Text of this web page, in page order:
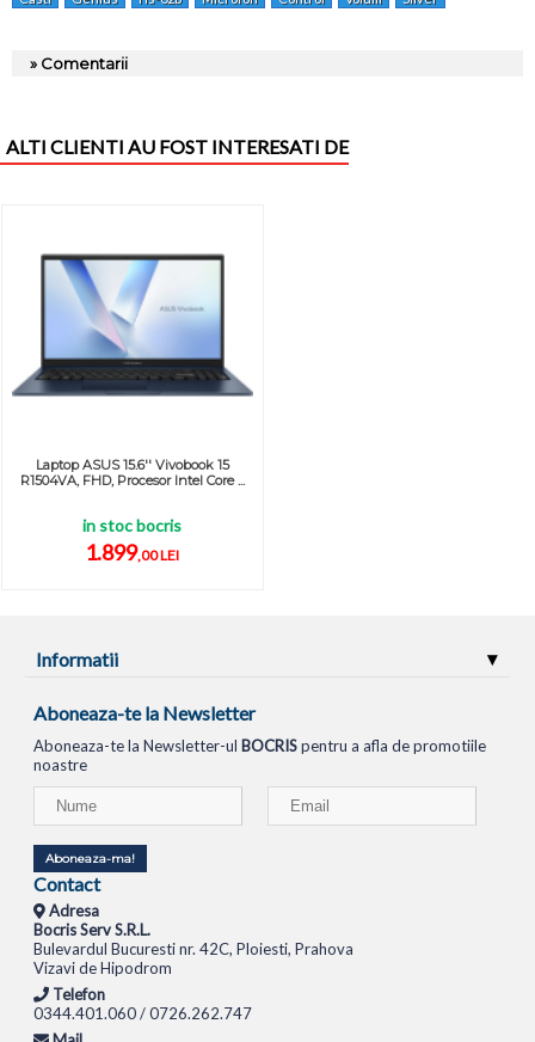
» Comentarii
ALTI CLIENTI AU FOST INTERESATI DE
Laptop ASUS 15.6'' Vivobook 15
R1504VA, FHD, Procesor Intel Core ...
in stoc bocris
1.899,00 LEI
Informatii
Aboneaza-te la Newsletter
Aboneaza-te la Newsletter-ul BOCRISpentru a afla de promotiile
noastre
Aboneaza-ma!
Contact
Adresa
Bocris Serv S.R.L.
Bulevardul Bucuresti nr. 42C, Ploiesti, Prahova
Vizavi de Hipodrom
Telefon
0344.401.060 / 0726.262.747